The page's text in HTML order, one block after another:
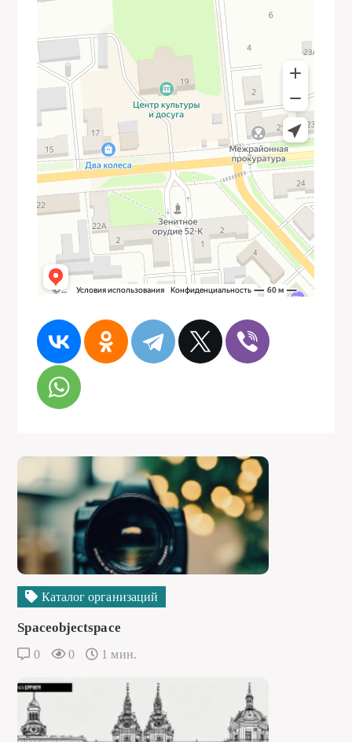
Каталог организаций
Spaceobjectspace
0 0 1 мин.